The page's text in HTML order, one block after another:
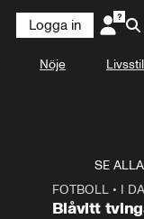
Logga in
Nöje Livsstil
SE ALLA
FOTBOLL• I
Blåvitt